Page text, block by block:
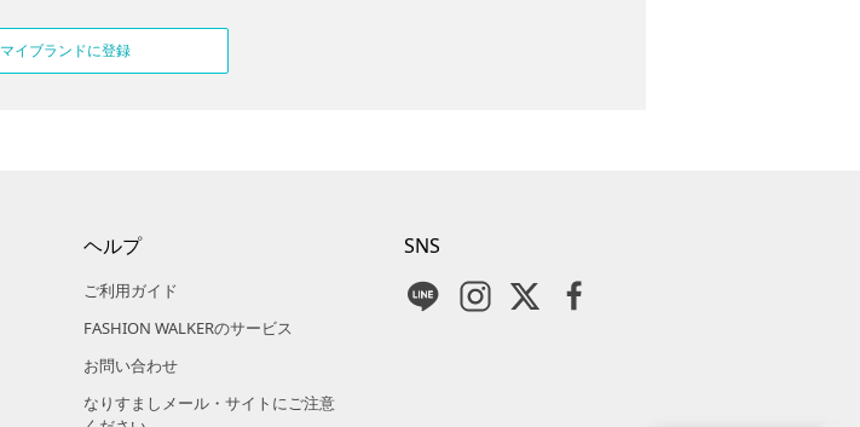
マイブランドに登録
ヘルプ
ご利用ガイド
FASHION WALKERのサービス
お問い合わせ
なりすましメール・サイトにご注意
SNS